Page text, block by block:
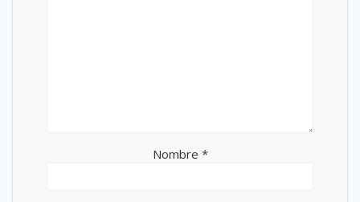
Nombre *